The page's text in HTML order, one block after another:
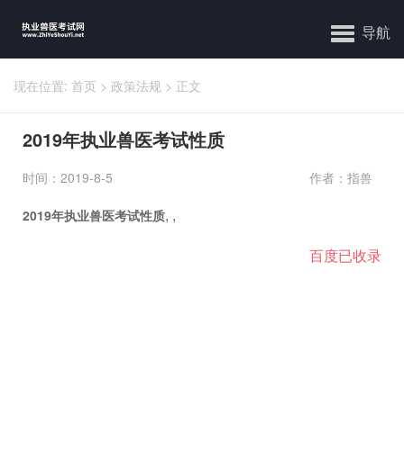
导航
现在位置: 首页 > 政策法规 > 正文
2019年执业兽医考试性质
时间：2019-8-5 作者：指兽
2019年执业兽医考试性质, ,
百度已收录